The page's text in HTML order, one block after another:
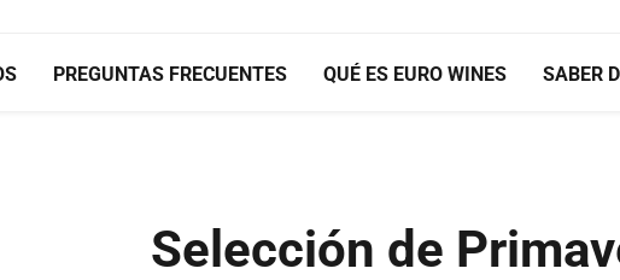
PREGUNTAS FRECUENTES QUÉ ES EURO WINES SABER
Selección de